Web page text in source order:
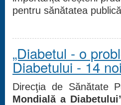
pentru sănătatea
„Diabetul - o
Diabetului - 14
Direcţia de Sănătate
Mondială a